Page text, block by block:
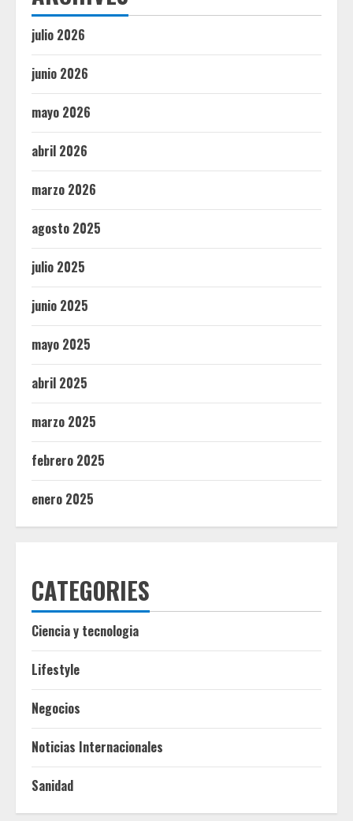
julio 2026
junio 2026
mayo 2026
abril 2026
marzo 2026
agosto 2025
julio 2025
junio 2025
mayo 2025
abril 2025
marzo 2025
febrero 2025
enero 2025
CATEGORIES
Ciencia y tecnologia
Lifestyle
Negocios
Noticias Internacionales
Sanidad